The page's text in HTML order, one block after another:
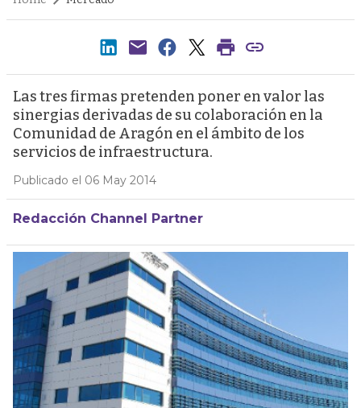
Las tres firmas pretenden poner en valor las
sinergias derivadas de su colaboración en la
Comunidad de Aragón en el ámbito de los
servicios de infraestructura.
Publicado el 06 May 2014
Redacción Channel Partner